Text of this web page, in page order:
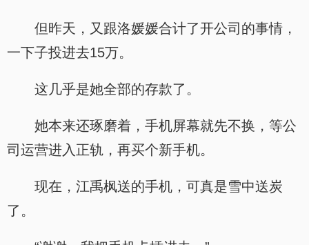
但昨天，又跟洛媛媛合计了开公司的事情，
一下子投进去15万。
这几乎是她全部的存款了。
她本来还琢磨着，手机屏幕就先不换，等公
司运营进入正轨，再买个新手机。
现在，江禹枫送的手机，可真是雪中送炭
了。